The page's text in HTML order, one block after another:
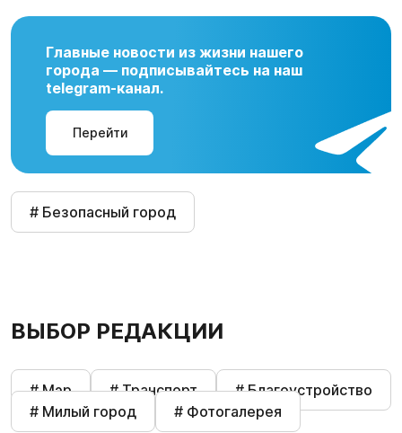
Главные новости из жизни нашего
города — подписывайтесь на наш
telegram-канал.
Перейти
# Безопасный город
ВЫБОР РЕДАКЦИИ
# Мэр # Транспорт
# Благоустройство
# Милый город
# Фотогалерея